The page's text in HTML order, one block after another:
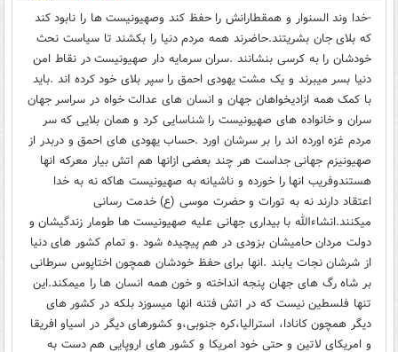
-خدا وند السنوار و همقطارانش را حفظ کند وصهیونیست ها را نابود کند
که بلای جان بشریتند.حاضرند همه مردم دنیا را بکشند تا سیاست نحث
خودشان را به کرسی بنشانند .سران سرمایه دار صهیونیست در نقاط امن
دنیا بسر میبرند و یک مشت یهودی احمق را سپر بلای خود کرده اند .باید
با کمک همه ازادیخواهان جهان و انسان های عدالت خواه در سراسر جهان
سران و خانواده های صهیونیست را شناسایی کرد و همان بلایی که سر
مردم غزه اورده اند را بر سرشان اورد .حساب یهودی های احمق و دربدر از
صهیونیزم جهانی جداست هر چند بعضی ازانها هم اتش بیار معرکه انها
هستندوفریب انها را خورده و ناشیانه به صهیونیست هاکه نه به خدا
اعتقاد دارند نه به تورات و حضرت موسی (ع) خدمت رسانی
میکنند.انشاءالله با بیداری جهانی علیه صهیونیست ها طومار زندگیشان و
دولت مردان حامیشان بزودی در هم پیچیده شود .و تمام کشور های دنیا
از شرشان نجات یابند .انها برای حفظ خودشان همچون اختاپوس سرطانی
بر شاه رگ های جهان پنجه انداخته و خون همه انسان ها را میمکند.این
تنها فلسطین نیست که در اتش فتنه انها میسوزد بلکه در کشور های
دیگر همچون کانادا، استرالیا،کره جنوبی،و کشورهای دیگر در اسیاو افریقا
و امریکای لاتین و حتی خود امریکا و کشور های اروپایی هم دست به